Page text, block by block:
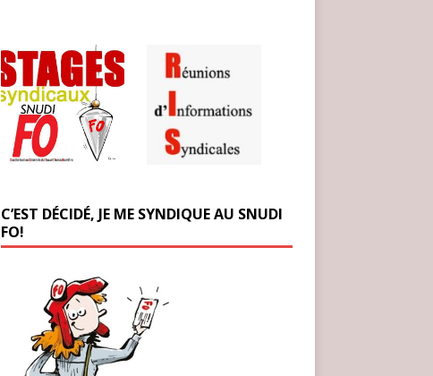
C’EST DÉCIDÉ, JE ME SYNDIQUE AU SNUDI
FO!